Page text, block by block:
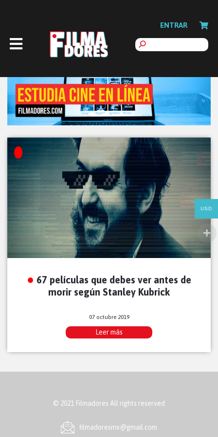
ENTRAR
67 películas que debes ver antes de
morir según Stanley Kubrick
07 octubre 2019
Leer más
© 2021 Filmadores All rights reserved
ﬁlmadoresmx@gmail.com
USD